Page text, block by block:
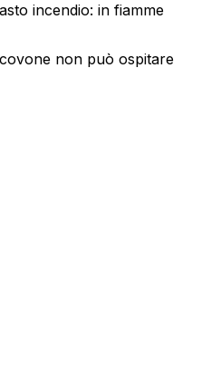
incendio: in fiamme
non può ospitare